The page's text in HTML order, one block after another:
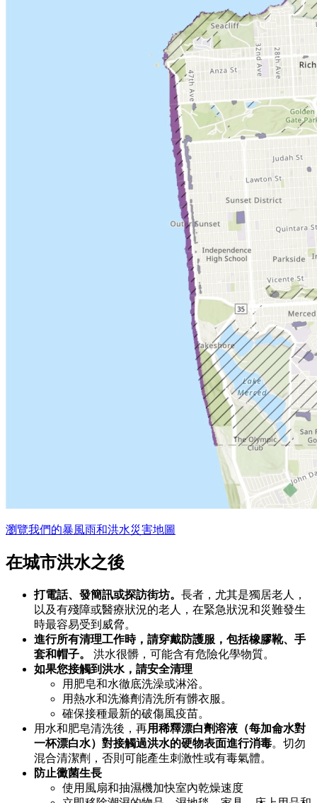
瀏覽我們的暴風雨和洪水災害地圖
在城市洪水之後
打電話、發簡訊或探訪街坊。 長者，尤其是獨居老人，
以及有殘障或醫療狀況的老人，在緊急狀況和災難發生
時最容易受到威脅。
進行所有清理工作時，請穿戴防護服，包括橡膠靴、手
套和帽子。 洪水很髒，可能含有危險化學物質。
如果您接觸到洪水，請安全清理
用肥皂和水徹底洗澡或淋浴。
用熱水和洗滌劑清洗所有髒衣服。
確保接種最新的破傷風疫苗。
用水和肥皂清洗後，再用稀釋漂白劑溶液（每加侖水對
一杯漂白水）對接觸過洪水的硬物表面進行消毒。切勿
混合清潔劑，否則可能產生刺激性或有毒氣體。
防止黴菌生長
使用風扇和抽濕機加快室內乾燥速度